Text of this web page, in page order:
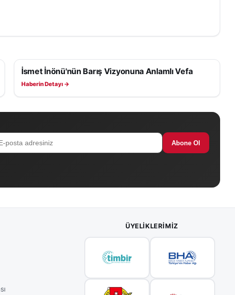
SAĞLIK
İsmet İnönü'nün Barış Vizyonuna Anlamlı Vefa
Haberin Detayı →
Abone Ol
ÜYELIKLERIMIZ